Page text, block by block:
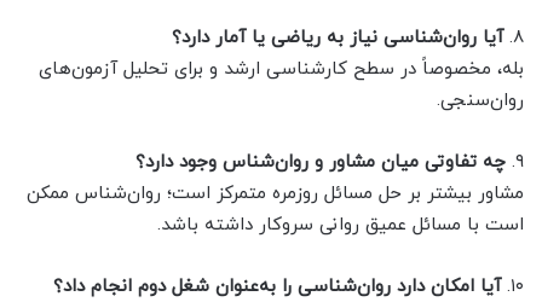
۸. آیا روان‌شناسی نیاز به ریاضی یا آمار دارد؟
بله، مخصوصاً در سطح کارشناسی ارشد و برای تحلیل آزمون‌های
روان‌سنجی.
۹. چه تفاوتی میان مشاور و روان‌شناس وجود دارد؟
مشاور بیشتر بر حل مسائل روزمره متمرکز است؛ روان‌شناس ممکن
است با مسائل عمیق روانی سروکار داشته باشد.
۱۰. آیا امکان دارد روان‌شناسی را به‌عنوان شغل دوم انجام داد؟